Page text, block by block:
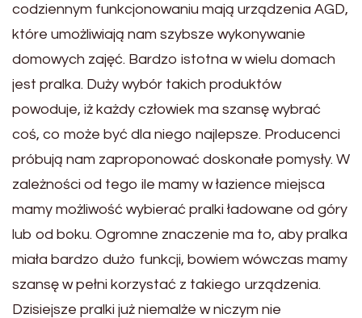
codziennym funkcjonowaniu mają urządzenia AGD,
które umożliwiają nam szybsze wykonywanie
domowych zajęć. Bardzo istotna w wielu domach
jest pralka. Duży wybór takich produktów
powoduje, iż każdy człowiek ma szansę wybrać
coś, co może być dla niego najlepsze. Producenci
próbują nam zaproponować doskonałe pomysły. W
zależności od tego ile mamy w łazience miejsca
mamy możliwość wybierać pralki ładowane od góry
lub od boku. Ogromne znaczenie ma to, aby pralka
miała bardzo dużo funkcji, bowiem wówczas mamy
szansę w pełni korzystać z takiego urządzenia.
Dzisiejsze pralki już niemalże w niczym nie